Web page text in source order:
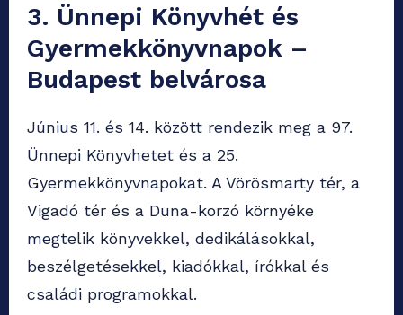
3. Ünnepi Könyvhét és
Gyermekkönyvnapok –
Budapest belvárosa
Június 11. és 14. között rendezik meg a 97.
Ünnepi Könyvhetet és a 25.
Gyermekkönyvnapokat. A Vörösmarty tér, a
Vigadó tér és a Duna-korzó környéke
megtelik könyvekkel, dedikálásokkal,
beszélgetésekkel, kiadókkal, írókkal és
családi programokkal.